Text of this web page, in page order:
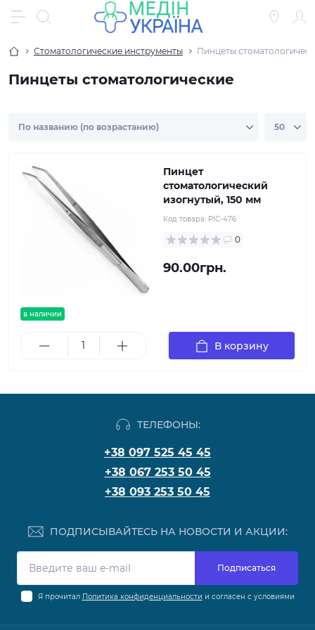
Стоматологические инструменты Пинцеты
Пинцеты стоматологические
в наличии
Пинцет
стоматологический
изогнутый, 150 мм
Код товара: PIC-476
0
90.00грн.
В корзину
ТЕЛЕФОНЫ:
+38 097 525 45 45
+38 067 253 50 45
+38 093 253 50 45
ПОДПИСЫВАЙТЕСЬ НА НОВОСТИ И АКЦИИ:
Подписаться
Я прочитал Политика конфиденциальности и согласен с условиями